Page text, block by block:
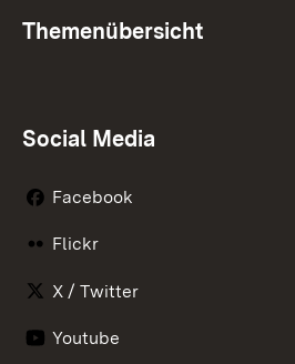
Themenübersicht
Social Media
Facebook
Flickr
X / Twitter
Youtube